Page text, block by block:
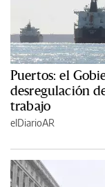
Puertos: el
desregulación
trabajo
elDiarioAR